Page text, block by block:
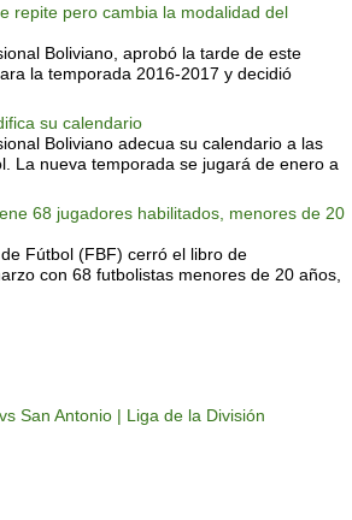
repite pero cambia la modalidad del
Boliviano, aprobó la tarde de este
la temporada 2016-2017 y decidió
su calendario
Boliviano adecua su calendario a las
La nueva temporada se jugará de enero a
68 jugadores habilitados, menores de 20
Fútbol (FBF) cerró el libro de
con 68 futbolistas menores de 20 años,
San Antonio | Liga de la División